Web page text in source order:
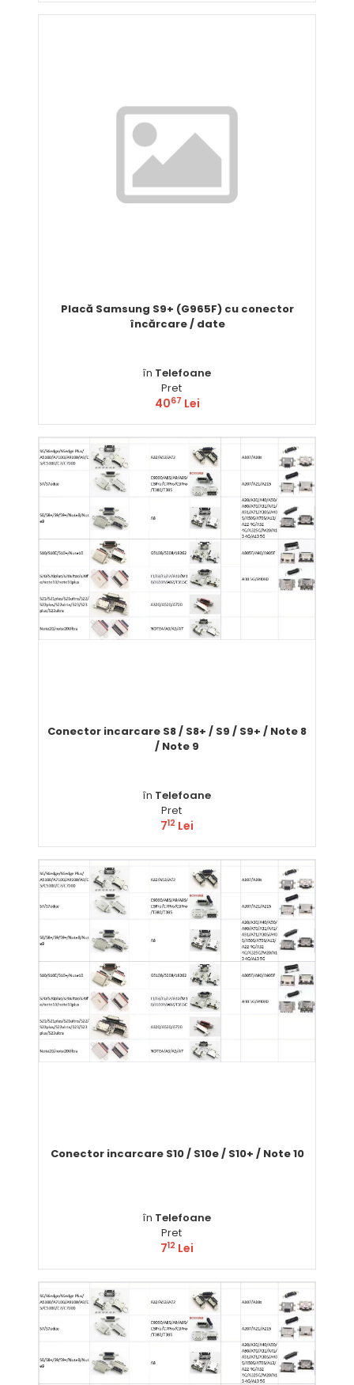
Placă Samsung S9+ (G965F) cu conector
încărcare / date
în Telefoane
Pret
4067 Lei
Comandă
Conector incarcare S8 / S8+ / S9 / S9+ / Note 8
/ Note 9
în Telefoane
Pret
712 Lei
Comandă
Conector incarcare S10 / S10e / S10+ / Note 10
în Telefoane
Pret
712 Lei
Comandă